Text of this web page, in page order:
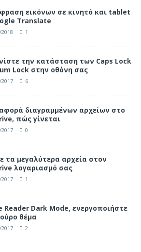
εικόνων σε κινητό και tablet
Translate
1
την κατάσταση των Caps Lock
Lock στην οθόνη σας
6
διαγραμμένων αρχείων στο
πώς γίνεται
0
τα μεγαλύτερα αρχεία στον
λογαριασμό σας
1
Reader Dark Mode, ενεργοποιήστε
θέμα
2